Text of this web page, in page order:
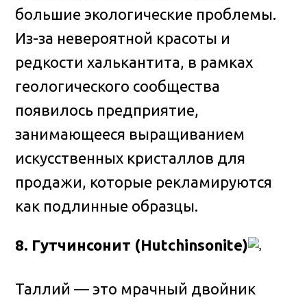
большие экологические проблемы.
Из-за невероятной красоты и
редкости халькантита, в рамках
геологического сообщества
появилось предприятие,
занимающееся выращиванием
искусственных кристаллов для
продажи, которые рекламируются
как подлинные образцы.
8. Гутчинсонит (Hutchinsonite)
Таллий — это мрачный двойник